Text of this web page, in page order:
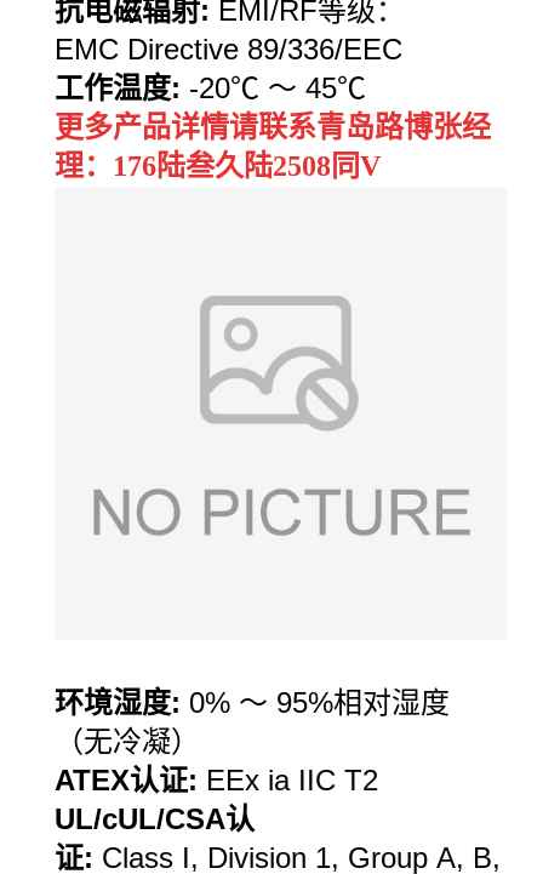
抗电磁辐射: EMI/RF等级：
EMC Directive 89/336/EEC
工作温度: -20℃ ～ 45℃
更多产品详情请联系青岛路博张经
理：176陆叁久陆2508同V
环境湿度: 0% ～ 95%相对湿度
（无冷凝）
ATEX认证: EEx ia IIC T2
UL/cUL/CSA认
证: Class I, Division 1, Group A, B,